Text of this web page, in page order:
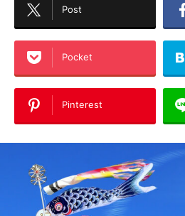
Post
Pocket
Pinterest